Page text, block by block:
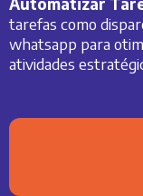
tarefas como
whatsapp para
atividades